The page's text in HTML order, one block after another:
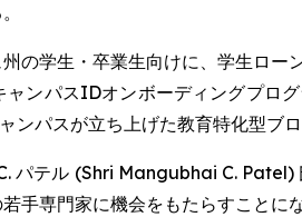
の学生・卒業生向けに、学生ロ
ンパスIDオンボーディングプロ
パスが立ち上げた教育特化型ブ
パテル (Shri Mangubhai C.
手専門家に機会をもたらすことに